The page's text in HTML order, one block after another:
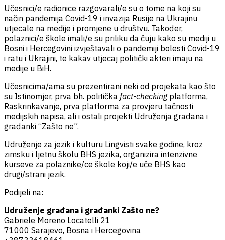
Učesnici/e radionice razgovarali/e su o tome na koji su
način pandemija Covid-19 i invazija Rusije na Ukrajinu
utjecale na medije i promjene u društvu. Također,
polaznici/e škole imali/e su priliku da čuju kako su mediji u
Bosni i Hercegovini izvještavali o pandemiji bolesti Covid-19
i ratu i Ukrajini, te kakav utjecaj politički akteri imaju na
medije u BiH.
Učesnicima/ama su prezentirani neki od projekata kao što
su Istinomjer, prva bh. politička fact-checkingplatforma,
Raskrinkavanje, prva platforma za provjeru tačnosti
medijskih napisa, ali i ostali projekti Udruženja građana i
građanki “Zašto ne”.
Udruženje za jezik i kulturu Lingvisti svake godine, kroz
zimsku i ljetnu školu BHS jezika, organizira intenzivne
kurseve za polaznike/ce škole koji/e uče BHS kao
drugi/strani jezik.
Podijeli na:
Udruženje građana i građanki Zašto ne?
Gabriele Moreno Locatelli 21
71000 Sarajevo, Bosna i Hercegovina